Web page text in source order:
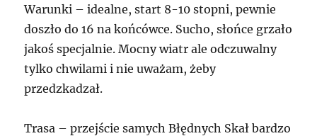
Warunki – idealne, start 8-10 stopni, pewnie
doszło do 16 na końcówce. Sucho, słońce grzało
jakoś specjalnie. Mocny wiatr ale odczuwalny
tylko chwilami i nie uważam, żeby
przedzkadzał.
Trasa – przejście samych Błędnych Skał bardzo